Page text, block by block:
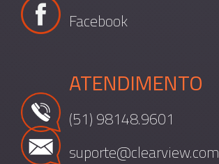
Facebook
ATENDIMENTO
(51) 98148.9601